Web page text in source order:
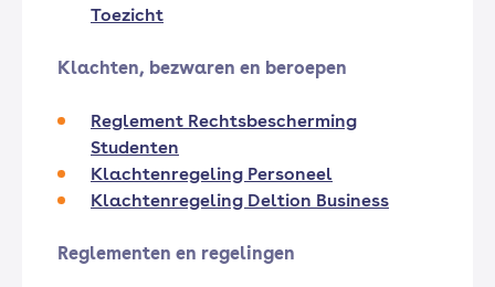
Toezicht
Klachten, bezwaren en beroepen
Reglement Rechtsbescherming
Studenten
Klachtenregeling Personeel
Klachtenregeling Deltion Business
Reglementen en regelingen